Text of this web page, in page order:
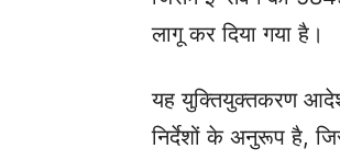
लागू कर दिया गया है।
यह युक्तियुक्तकरण आदेश
निर्देशों के अनुरूप है,